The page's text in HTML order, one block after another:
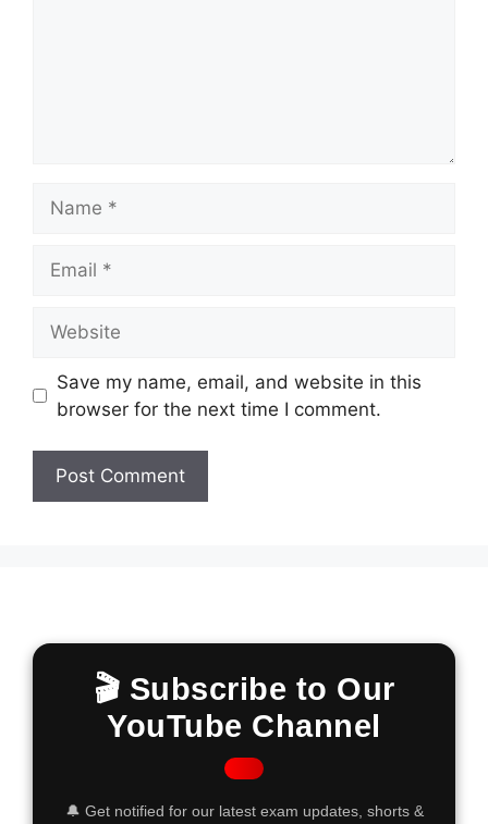
Save my name, email, and website in this
browser for the next time I comment.
🎬 Subscribe to Our
YouTube Channel
🔔 Get notified for our latest exam updates, shorts &